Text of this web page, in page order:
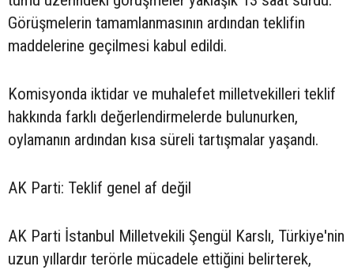
Görüşmelerin tamamlanmasının ardından teklifin
maddelerine geçilmesi kabul edildi.
Komisyonda iktidar ve muhalefet milletvekilleri teklif
hakkında farklı değerlendirmelerde bulunurken,
oylamanın ardından kısa süreli tartışmalar yaşandı.
AK Parti: Teklif genel af değil
AK Parti İstanbul Milletvekili Şengül Karslı, Türkiye'nin
uzun yıllardır terörle mücadele ettiğini belirterek,